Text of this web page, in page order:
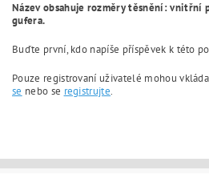
Název obsahuje rozměry těsnění: vnitřní
gufera.
Buďte první, kdo napíše příspěvek k této
Pouze registrovaní uživatelé mohou
se nebo se registrujte.